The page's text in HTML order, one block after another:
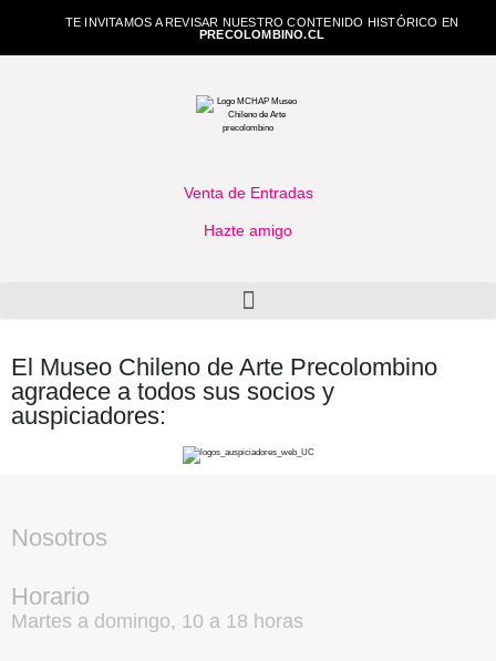
TE INVITAMOS A REVISAR NUESTRO CONTENIDO HISTÓRICO EN
PRECOLOMBINO.CL
Venta de Entradas
Hazte amigo
El Museo Chileno de Arte Precolombino
agradece a todos sus socios y
auspiciadores:
Nosotros
Horario
Martes a domingo, 10 a 18 horas